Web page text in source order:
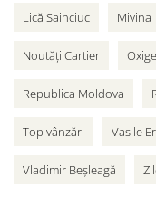
Lică Sainciuc Mivina
Noutăți Cartier
Republica Moldova
Top vânzări Vasile
Vladimir Beșleagă